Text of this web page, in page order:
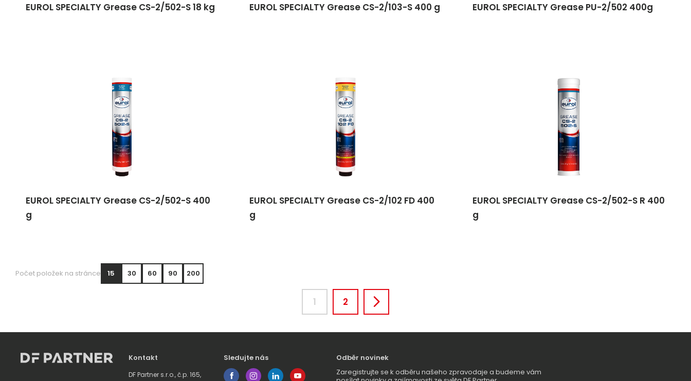
EUROL SPECIALTY Grease CS-2/502-S 18 kg EUROL SPECIALTY Grease CS-2/103-S 400 g EUROL SPECIALTY Grease PU-2/502 400g
EUROL SPECIALTY Grease CS-2/502-S 400
g
EUROL SPECIALTY Grease CS-2/102 FD 400
g
EUROL SPECIALTY Grease CS-2/502-S R 400
g
Počet položek na stránce 15 30 60 90 200
1 2
Kontakt
DF Partner s.r.o., č.p. 165,
Sledujte nás
Odběr novinek
Zaregistrujte se k odběru našeho zpravodaje a budeme vám